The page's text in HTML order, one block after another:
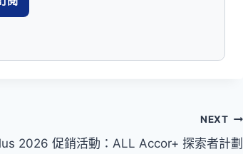
NEXT
2026 促銷活動：ALL Accor+ 探索者計劃